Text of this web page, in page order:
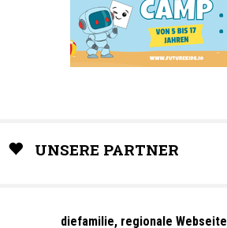
UNSERE PARTNER
diefamilie, regionale